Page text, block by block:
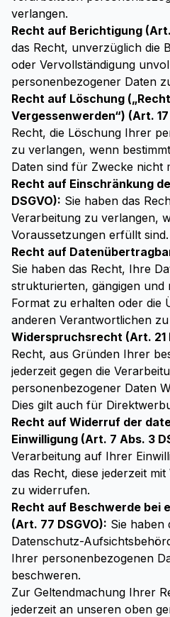
verlangen.
Recht auf Berichtigung (Art.
das Recht, unverzüglich die
oder Vervollständigung
personenbezogener Daten
Recht auf Löschung
Vergessenwerden“) (Art. 17
Recht, die Löschung Ihrer
zu verlangen, wenn
Daten sind für Zwecke nicht
Recht auf Einschränkung
DSGVO): Sie haben das
Verarbeitung zu verlangen,
Voraussetzungen erfüllt sind.
Recht auf
Sie haben das Recht, Ihre
strukturierten, gängigen und
Format zu erhalten oder die
anderen Verantwortlichen
Widerspruchsrecht (Art. 21
Recht, aus Gründen Ihrer
jederzeit gegen die
personenbezogener Daten
Dies gilt auch für
Recht auf Widerruf der
Einwilligung (Art. 7 Abs. 3
Verarbeitung auf Ihrer
das Recht, diese jederzeit
zu widerrufen.
Recht auf Beschwerde bei
(Art. 77 DSGVO): Sie haben
Datenschutz-
Ihrer personenbezogenen
beschweren.
Zur Geltendmachung Ihrer
jederzeit an unseren oben